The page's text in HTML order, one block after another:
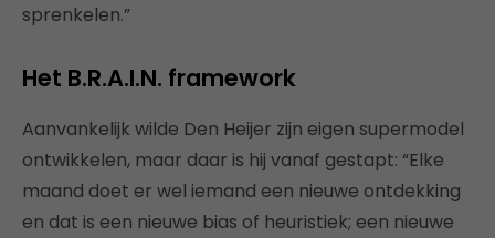
sprenkelen.”
Het B.R.A.I.N. framework
Aanvankelijk wilde Den Heijer zijn eigen supermodel
ontwikkelen, maar daar is hij vanaf gestapt: “Elke
maand doet er wel iemand een nieuwe ontdekking
en dat is een nieuwe bias of heuristiek; een nieuwe